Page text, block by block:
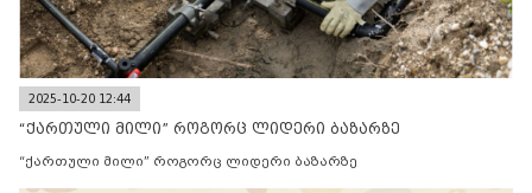
2025-10-20 12:44
“ქართული მილი” როგორც ლიდერი ბაზარზე
“ქართული მილი” როგორც ლიდერი ბაზარზე